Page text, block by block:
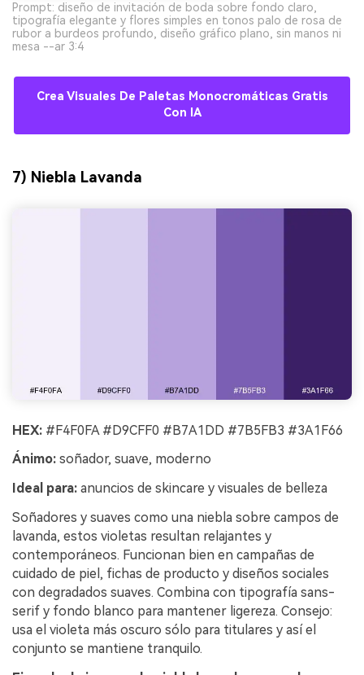
Prompt: diseño de invitación de boda sobre fondo claro,
tipografía elegante y flores simples en tonos palo de rosa de
rubor a burdeos profundo, diseño gráfico plano, sin manos ni
mesa --ar 3:4
Crea Visuales De Paletas Monocromáticas Gratis
Con IA
7) Niebla Lavanda
HEX: #F4F0FA #D9CFF0 #B7A1DD #7B5FB3 #3A1F66
Ánimo: soñador, suave, moderno
Ideal para: anuncios de skincare y visuales de belleza
Soñadores y suaves como una niebla sobre campos de
lavanda, estos violetas resultan relajantes y
contemporáneos. Funcionan bien en campañas de
cuidado de piel, fichas de producto y diseños sociales
con degradados suaves. Combina con tipografía sans-
serif y fondo blanco para mantener ligereza. Consejo:
usa el violeta más oscuro sólo para titulares y así el
conjunto se mantiene tranquilo.